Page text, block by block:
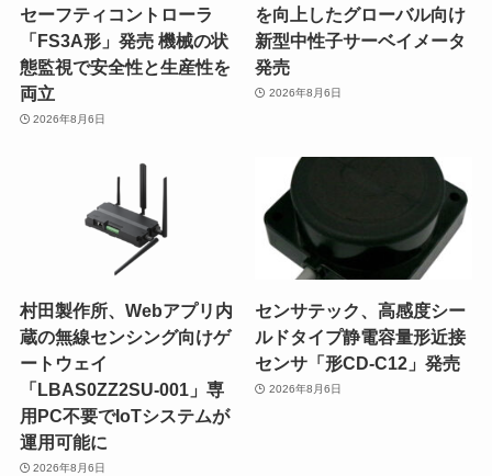
セーフティコントローラ
「FS3A形」発売 機械の状
態監視で安全性と生産性を
両立
2026年8月6日
を向上したグローバル向け
新型中性子サーベイメータ
発売
2026年8月6日
村田製作所、Webアプリ内
蔵の無線センシング向けゲ
ートウェイ
「LBAS0ZZ2SU-001」専
用PC不要でIoTシステムが
運用可能に
2026年8月6日
センサテック、高感度シー
ルドタイプ静電容量形近接
センサ「形CD-C12」発売
2026年8月6日